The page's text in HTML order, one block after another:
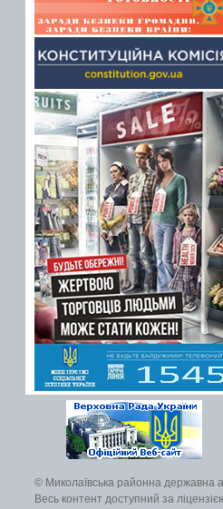
© Миколаївська районна державна
Весь контент доступний за